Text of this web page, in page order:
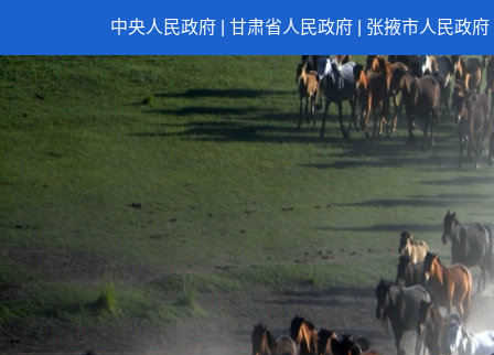
中央人民政府 甘肃省人民政府 张掖市人民政府